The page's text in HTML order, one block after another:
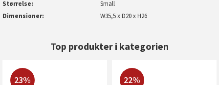
Størrelse
Small
Dimensioner
W35,5 x D20 x H26
Top produkter i kategorien
23% 22%